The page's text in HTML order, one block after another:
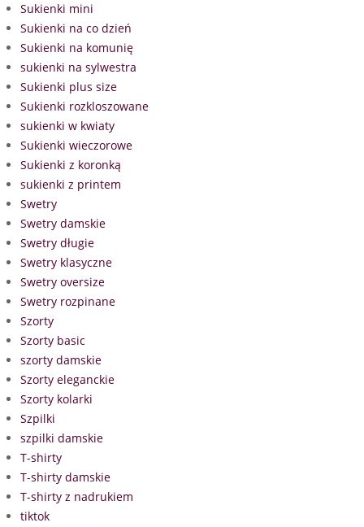
Sukienki mini
Sukienki na co dzień
Sukienki na komunię
sukienki na sylwestra
Sukienki plus size
Sukienki rozkloszowane
sukienki w kwiaty
Sukienki wieczorowe
Sukienki z koronką
sukienki z printem
Swetry
Swetry damskie
Swetry długie
Swetry klasyczne
Swetry oversize
Swetry rozpinane
Szorty
Szorty basic
szorty damskie
Szorty eleganckie
Szorty kolarki
Szpilki
szpilki damskie
T-shirty
T-shirty damskie
T-shirty z nadrukiem
tiktok